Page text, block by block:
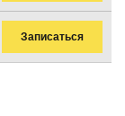
Записаться